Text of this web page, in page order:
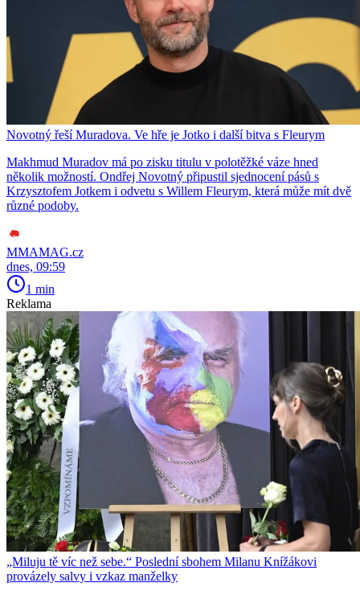
Novotný řeší Muradova. Ve hře je Jotko i další bitva s Fleurym
Makhmud Muradov má po zisku titulu v polotěžké váze hned
několik možností. Ondřej Novotný připustil sjednocení pásů s
Krzysztofem Jotkem i odvetu s Willem Fleurym, která může mít dvě
různé podoby.
MMAMAG.cz
dnes, 09:59
1 min
Reklama
„Miluju tě víc než sebe.“ Poslední sbohem Milanu Knížákovi
provázely salvy i vzkaz manželky